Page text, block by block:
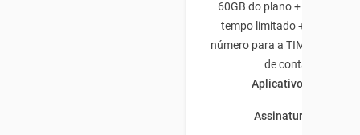
60GB do plano + 50GB de
tempo limitado + 5GB
número para a TIM + 10GB
de conta C6 Bank
Aplicativos
Assinaturas